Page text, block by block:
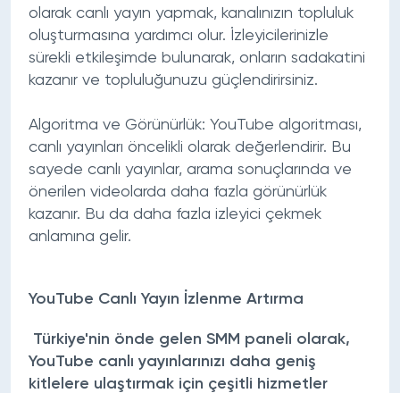
olarak canlı yayın yapmak, kanalınızın topluluk
oluşturmasına yardımcı olur. İzleyicilerinizle
sürekli etkileşimde bulunarak, onların sadakatini
kazanır ve topluluğunuzu güçlendirirsiniz.
Algoritma ve Görünürlük: YouTube algoritması,
canlı yayınları öncelikli olarak değerlendirir. Bu
sayede canlı yayınlar, arama sonuçlarında ve
önerilen videolarda daha fazla görünürlük
kazanır. Bu da daha fazla izleyici çekmek
anlamına gelir.
YouTube Canlı Yayın İzlenme Artırma
Türkiye'nin önde gelen SMM paneli olarak,
YouTube canlı yayınlarınızı daha geniş
kitlelere ulaştırmak için çeşitli hizmetler